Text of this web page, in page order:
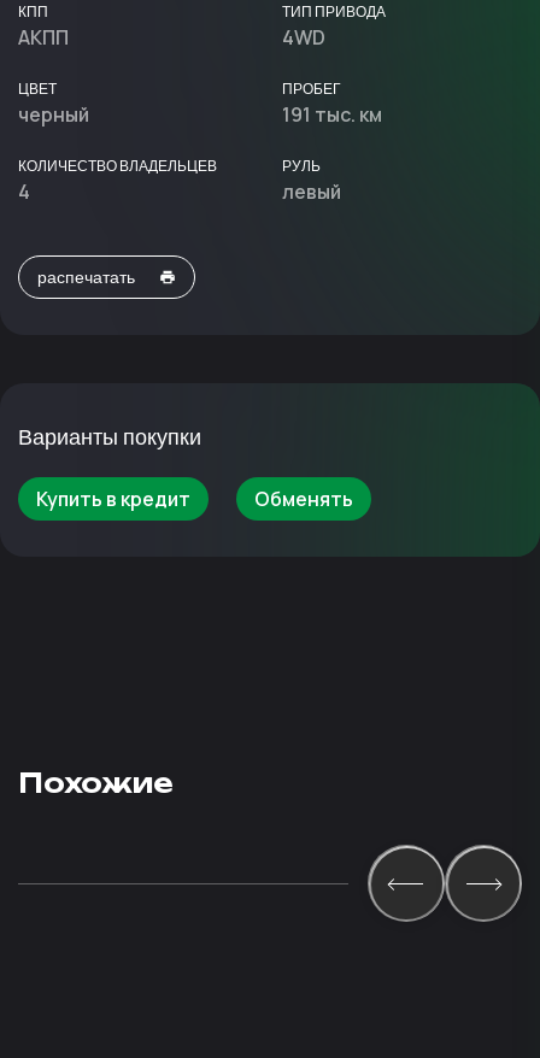
КПП
АКПП
ТИП ПРИВОДА
4WD
ЦВЕТ
черный
ПРОБЕГ
191 тыс. км
КОЛИЧЕСТВО ВЛАДЕЛЬЦЕВ
4
РУЛЬ
левый
распечатать
Варианты покупки
Купить в кредит Обменять
Похожие